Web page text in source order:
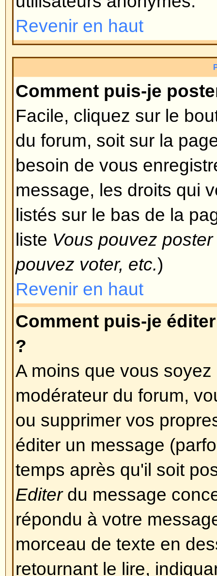
truquer les sondages en
de la durée du sondage.
Revenir en haut
Pourquoi ne puis-je pas
Certains forums peuvent limiter
utilisateurs ou groupes. Pour
devez avoir une autorisation
modérateur et l'administrateur
accorder cet accès, vous
le voulez.
Revenir en haut
Pourquoi ne puis-je pas voter
Seuls les utilisateurs
sondage (afin d'éviter le trucage
vous êtes enregistrés et que
pas voter, alors vous n'avez
droits d'accès appropriés.
Revenir en haut
Mise en forme et Types de
Qu'est-ce que le BBCode ?
Le BBCode est une
l'activation de l'utilisation du
par l'administrateur (vous
sur un message en particulier
Le BBCode en lui-même est
HTML, les balises sont
et ] à la place de < et >, et
sur la manière dont quelque
Pour plus d'informations sur le